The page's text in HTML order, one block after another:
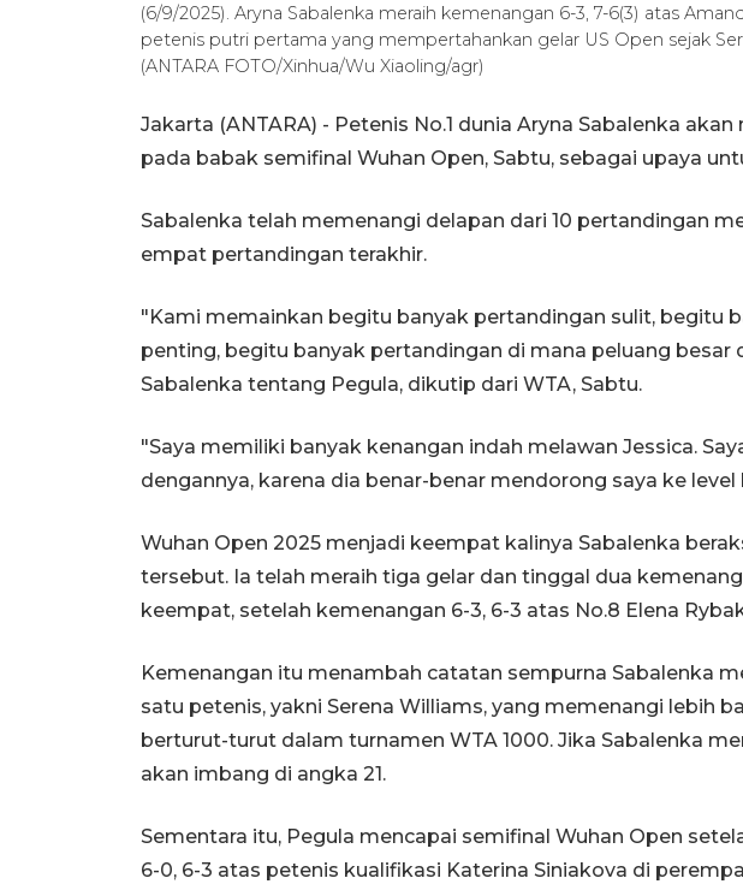
(6/9/2025). Aryna Sabalenka meraih kemenangan 6-3, 7-6(3) atas
petenis putri pertama yang mempertahankan gelar US Open sejak
(ANTARA FOTO/Xinhua/Wu Xiaoling/agr)
Jakarta (ANTARA) - Petenis No.1 dunia Aryna Sabalenka
pada babak semifinal Wuhan Open, Sabtu, sebagai upaya
Sabalenka telah memenangi delapan dari 10 pertandingan
empat pertandingan terakhir.
"Kami memainkan begitu banyak pertandingan sulit, begitu
penting, begitu banyak pertandingan di mana peluang besar
Sabalenka tentang Pegula, dikutip dari WTA, Sabtu.
"Saya memiliki banyak kenangan indah melawan Jessica.
dengannya, karena dia benar-benar mendorong saya ke level
Wuhan Open 2025 menjadi keempat kalinya Sabalenka
tersebut. Ia telah meraih tiga gelar dan tinggal dua
keempat, setelah kemenangan 6-3, 6-3 atas No.8 Elena
Kemenangan itu menambah catatan sempurna Sabalenka
satu petenis, yakni Serena Williams, yang memenangi lebih
berturut-turut dalam turnamen WTA 1000. Jika Sabalenka
akan imbang di angka 21.
Sementara itu, Pegula mencapai semifinal Wuhan Open
6-0, 6-3 atas petenis kualifikasi Katerina Siniakova di